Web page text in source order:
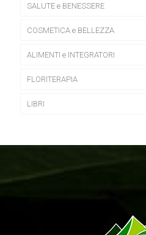
SALUTE e BENESSERE
COSMETICA e BELLEZZA
ALIMENTI e INTEGRATORI
FLORITERAPIA
LIBRI